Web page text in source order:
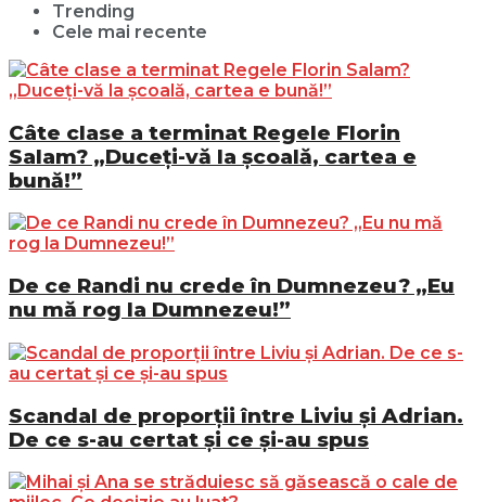
Trending
Cele mai recente
Câte clase a terminat Regele Florin
Salam? „Duceți-vă la școală, cartea e
bună!”
De ce Randi nu crede în Dumnezeu? „Eu
nu mă rog la Dumnezeu!”
Scandal de proporții între Liviu și Adrian.
De ce s-au certat și ce și-au spus